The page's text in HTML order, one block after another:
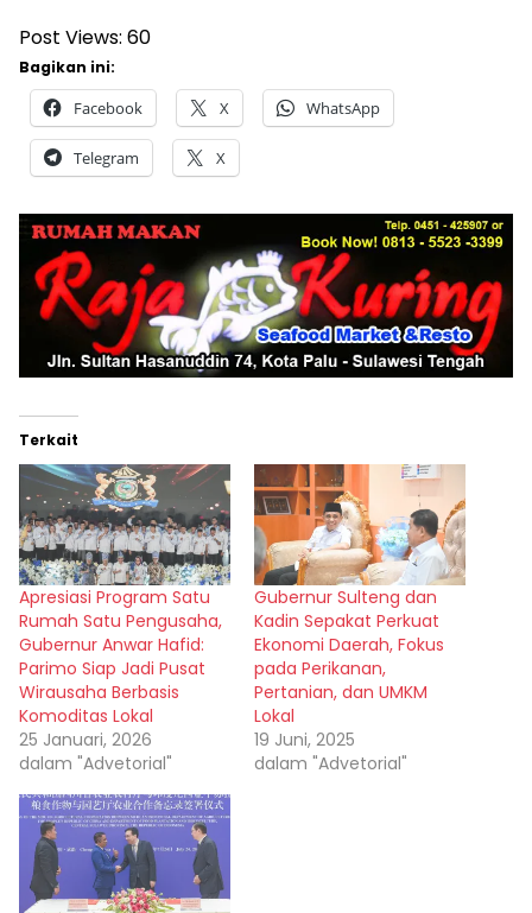
Post Views: 60
Bagikan ini:
Facebook X WhatsApp
Telegram X
Terkait
Apresiasi Program Satu
Rumah Satu Pengusaha,
Gubernur Anwar Hafid:
Parimo Siap Jadi Pusat
Wirausaha Berbasis
Komoditas Lokal
25 Januari, 2026
dalam "Advetorial"
Gubernur Sulteng dan
Kadin Sepakat Perkuat
Ekonomi Daerah, Fokus
pada Perikanan,
Pertanian, dan UMKM
Lokal
19 Juni, 2025
dalam "Advetorial"